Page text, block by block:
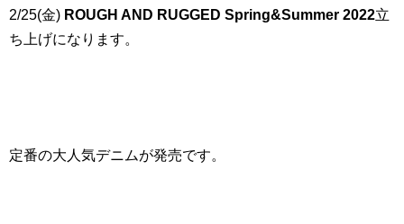
2/25(金) ROUGH AND RUGGED Spring&Summer 2022立
ち上げになります。
定番の大人気デニムが発売です。